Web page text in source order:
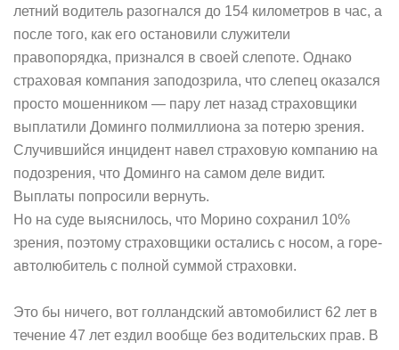
летний водитель разогнался до 154 километров в час, а
после того, как его остановили служители
правопорядка, признался в своей слепоте. Однако
страховая компания заподозрила, что слепец оказался
просто мошенником — пару лет назад страховщики
выплатили Доминго полмиллиона за потерю зрения.
Случившийся инцидент навел страховую компанию на
подозрения, что Доминго на самом деле видит.
Выплаты попросили вернуть.
Но на суде выяснилось, что Морино сохранил 10%
зрения, поэтому страховщики остались с носом, а горе-
автолюбитель с полной суммой страховки.
Это бы ничего, вот голландский автомобилист 62 лет в
течение 47 лет ездил вообще без водительских прав. В